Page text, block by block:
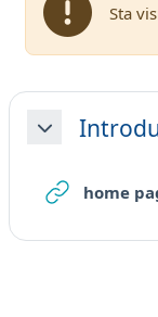
Sta
Schema
Minimizza
home